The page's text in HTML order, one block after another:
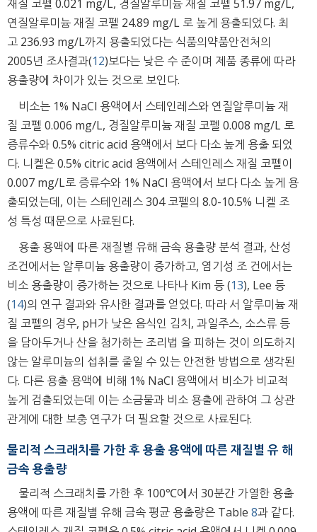
재질 코펠 0.021 mg/L, 경질알루미늄 재질 코펠 51.97 mg/L,
연질알루미늄 재질 코펠 24.89 mg/L 로 높게 용출되었다. 최
고 236.93 mg/L까지 용출되었다는 식품의약품안전처의
2005년 조사결과(12)보다는 낮은 수 준이며 제품 종류에 따라
용출량에 차이가 있는 것으로 보인다.
비소는 1% NaCl 용액에서 스테인레스와 연질알루미늄 재
질 코펠 0.006 mg/L, 경질알루미늄 재질 코펠 0.008 mg/L 로
증류수와 0.5% citric acid 용액에서 보다 다소 높게 용출 되었
다. 니켈은 0.5% citric acid 용액에서 스테인레스 재질 코펠이
0.007 mg/L로 증류수와 1% NaCl 용액에서 보다 다소 높게 용
출되었는데, 이는 스테인레스 304 코펠의 8.0-10.5% 니켈 조
성 특성 때문으로 사료된다.
용출 용액에 따른 재질별 유해 금속 용출량 분석 결과, 산성
조건에서는 알루미늄 용출량이 증가하고, 염기성 조 건에서는
비소 용출량이 증가하는 것으로 나타나 Kim 등 (13), Lee 등
(14)의 연구 결과와 유사한 결과를 얻었다. 따라 서 알루미늄 재
질 코펠의 경우, pH가 낮은 음식인 김치, 과일주스, 소스류 등
을 담아두거나 산을 첨가하는 조리법 을 피하는 것이 의도하지
않는 알루미늄의 섭취를 줄일 수 있는 안전한 방법으로 생각된
다. 다른 용출 용액에 비해 1% NaCl 용액에서 비소가 비교적
높게 검출되었는데 이는 소금물과 비소 용출에 관하여 그 상관
관계에 대한 보충 연구가 더 필요할 것으로 사료된다.
물리적 스크래치를 가한 후 용출 용액에 따른 재질별 유 해
금속 용출량
물리적 스크래치를 가한 후 100℃에서 30분간 가열한 용출
용액에 따른 재질별 유해 금속 평균 용출량은 Table 8과 같다.